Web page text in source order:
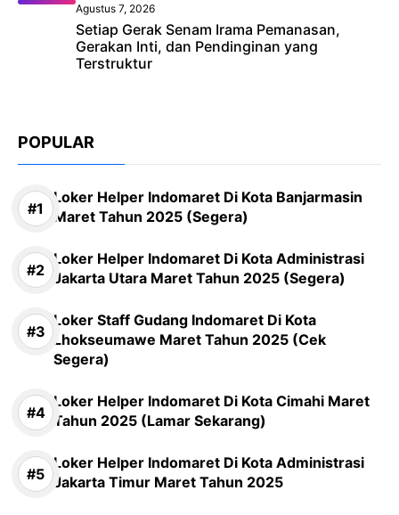
Agustus 7, 2026
Setiap Gerak Senam Irama Pemanasan,
Gerakan Inti, dan Pendinginan yang
Terstruktur
POPULAR
Loker Helper Indomaret Di Kota Banjarmasin
Maret Tahun 2025 (Segera)
Loker Helper Indomaret Di Kota Administrasi
Jakarta Utara Maret Tahun 2025 (Segera)
Loker Staff Gudang Indomaret Di Kota
Lhokseumawe Maret Tahun 2025 (Cek
Segera)
Loker Helper Indomaret Di Kota Cimahi Maret
Tahun 2025 (Lamar Sekarang)
Loker Helper Indomaret Di Kota Administrasi
Jakarta Timur Maret Tahun 2025